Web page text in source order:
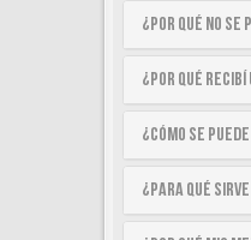
¿Por qué no
¿Por qué
¿Cómo se
¿Para qué